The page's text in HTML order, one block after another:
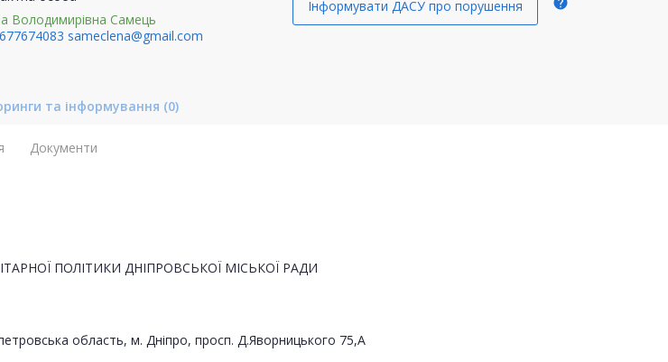
Володимирівна Самець
sameclena@gmail.com
Інформувати ДАСУ про порушення
та інформування (0)
Документи
ПОЛІТИКИ ДНІПРОВСЬКОЇ МІСЬКОЇ РАДИ
область, м. Дніпро, просп. Д.Яворницького 75,А